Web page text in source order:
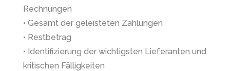
Rechnungen
• Gesamt der geleisteten Zahlungen
• Restbetrag
• Identifizierung der wichtigsten Lieferanten und
kritischen Fälligkeiten